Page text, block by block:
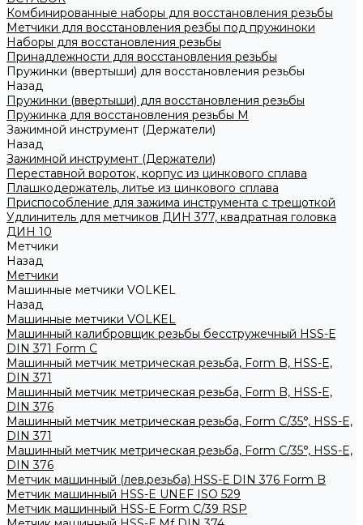
Комбинированные наборы для восстановления резьбы
Метчики для восстановления резбы под пружиноки
Наборы для восстановления резьбы
Принадлежности для восстановления резьбы
Пружинки (ввертыши) для восстановления резьбы
Назад
Пружинки (ввертыши) для восстановления резьбы
Пружинка для восстановления резьбы M
Зажимной инструмент (Держатели)
Назад
Зажимной инструмент (Держатели)
Переставной вороток, корпус из цинкового сплава
Плашкодержатель, литье из цинкового сплава
Приспособление для зажима инструмента с трещоткой
Удлинитель для метчиков ДИН 377, квадратная головка
ДИН 10
Метчики
Назад
Метчики
Машинные метчики VOLKEL
Назад
Машинные метчики VOLKEL
Машинный калибровщик резьбы бесстружечный HSS-Е
DIN 371 Form C
Машинный метчик метрическая резьба, Form B, HSS-E,
DIN 371
Машинный метчик метрическая резьба, Form B, HSS-E,
DIN 376
Машинный метчик метрическая резьба, Form С/35°, HSS-E,
DIN 371
Машинный метчик метрическая резьба, Form С/35°, HSS-E,
DIN 376
Метчик машинный (лев.резьба) HSS-Е DIN 376 Form B
Метчик машинный HSS-E UNEF ISO 529
Метчик машинный HSS-Е Form C/39 RSP